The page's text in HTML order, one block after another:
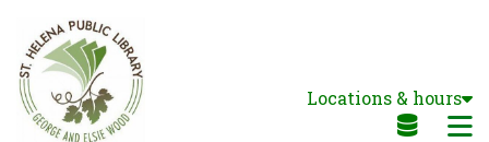
Skip to main navigation
Skip to search bar
Skip to main content
Skip to footer
Locations & hours